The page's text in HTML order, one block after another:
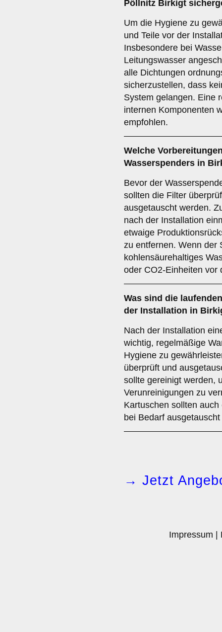
Pöllnitz Birkigt
Um die Hygiene zu
und Teile vor der
Insbesondere bei
Leitungswasser
alle Dichtungen
sicherzustellen, dass
System gelangen. Eine
internen Komponenten
empfohlen.
Welche
Wasserspenders in
Bevor der
sollten die Filter
ausgetauscht werden.
nach der Installation
etwaige
zu entfernen. Wenn der
kohlensäurehaltiges
oder CO2-Einheiten vor
Was sind die
der Installation in
Nach der Installation
wichtig, regelmäßige
Hygiene zu
überprüft und
sollte gereinigt werden,
Verunreinigungen zu
Kartuschen sollten
bei Bedarf
→ Jetzt
Impressum